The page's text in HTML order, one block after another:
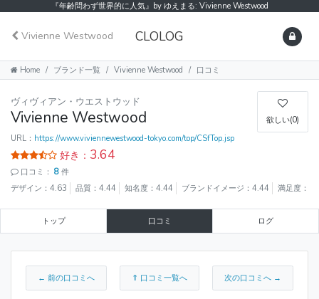
『年齢問わず世界的に人気』by ゆえまる: Vivienne Westwood
Vivienne Westwood CLOLOG
Home ブランド一覧 Vivienne Westwood 口コミ
欲しい(0)
ヴィヴィアン・ウエストウッド
Vivienne Westwood
URL： https://www.viviennewestwood-tokyo.com/top/CSfTop.jsp
好き： 3.64
口コミ： 8 件
デザイン：4.63
品質：4.44 知名度：4.44 ブランドイメージ：4.44 満足度：
トップ 口コミ ログ
← 前の口コミへ ⇑ 口コミ一覧へ 次の口コミへ →